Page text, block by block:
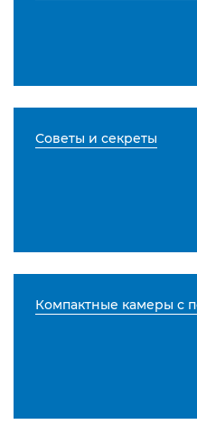
Советы и секреты
Компактные камеры с